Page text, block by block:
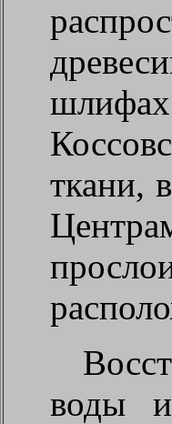
шлифах
ткани,
воды и